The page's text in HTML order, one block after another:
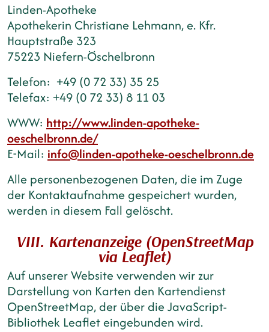
Linden-Apotheke
Apothekerin Christiane Lehmann, e. Kfr.
Hauptstraße 323
75223 Niefern-Öschelbronn
Telefon: +49 (0 72 33) 35 25
Telefax: +49 (0 72 33) 8 11 03
WWW: http://www.linden-apotheke-
oeschelbronn.de/
E-Mail: info@linden-apotheke-oeschelbronn.de
Alle personenbezogenen Daten, die im Zuge
der Kontaktaufnahme gespeichert wurden,
werden in diesem Fall gelöscht.
VIII. Kartenanzeige (OpenStreetMap
via Leaflet)
Auf unserer Website verwenden wir zur
Darstellung von Karten den Kartendienst
OpenStreetMap, der über die JavaScript-
Bibliothek Leaflet eingebunden wird.